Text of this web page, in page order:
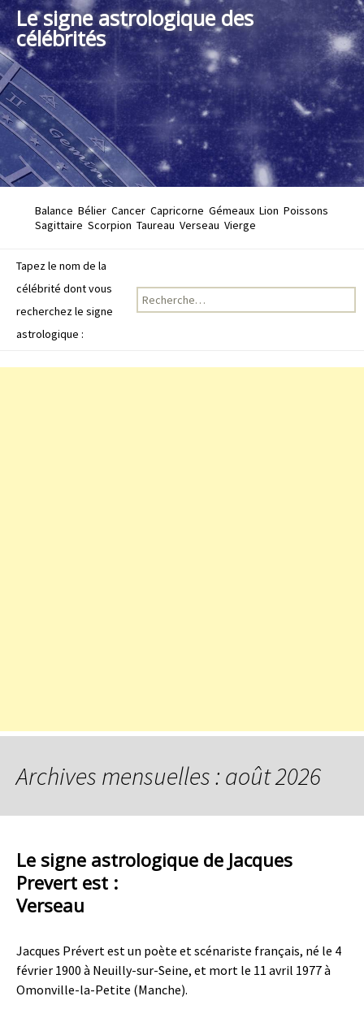
Le signe astrologique des
célébrités
Balance Bélier Cancer Capricorne Gémeaux Lion Poissons
Sagittaire Scorpion Taureau Verseau Vierge
Tapez le nom de la
célébrité dont vous
recherchez le signe
astrologique :
Recherche pour :
Archives mensuelles : août 2026
Le signe astrologique de Jacques
Prevert est :
Verseau
Jacques Prévert est un poète et scénariste français, né le 4
février 1900 à Neuilly-sur-Seine, et mort le 11 avril 1977 à
Omonville-la-Petite (Manche).